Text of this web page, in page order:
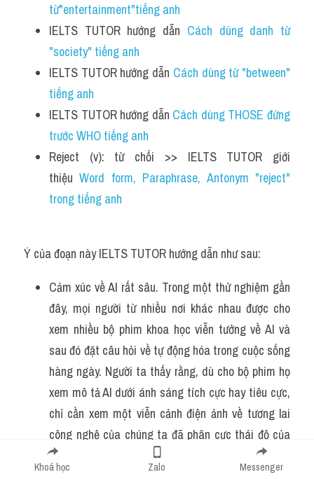
từ"entertainment"tiếng anh
IELTS TUTOR hướng dẫn Cách dùng danh từ
"society" tiếng anh
IELTS TUTOR hướng dẫn Cách dùng từ "between"
tiếng anh
IELTS TUTOR hướng dẫn Cách dùng THOSE đứng
trước WHO tiếng anh
Reject (v): từ chối >> IELTS TUTOR giới
thiệu Word form, Paraphrase, Antonym "reject"
trong tiếng anh
Ý của đoạn này IELTS TUTOR hướng dẫn như sau:
Cảm xúc về AI rất sâu. Trong một thử nghiệm gần
đây, mọi người từ nhiều nơi khác nhau được cho
xem nhiều bộ phim khoa học viễn tưởng về AI và
sau đó đặt câu hỏi về tự động hóa trong cuộc sống
hàng ngày. Người ta thấy rằng, dù cho bộ phim họ
xem mô tả Al dưới ánh sáng tích cực hay tiêu cực,
chỉ cần xem một viễn cảnh điện ảnh về tương lai
công nghệ của chúng ta đã phân cực thái độ của
những người tham gia. Những người lạc quan thể
Khoá học Zalo Messenger